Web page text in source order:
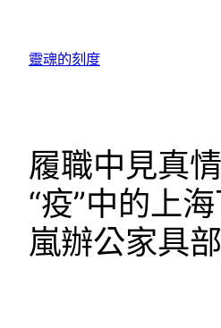
靈魂的刻度
履職中見真
“疫”中的上
嵐辦公家具部